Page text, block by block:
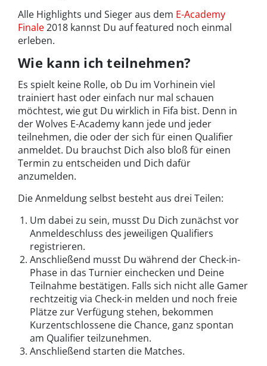
Alle Highlights und Sieger aus dem E-Academy
Finale2018 kannst Du auf featured noch einmal
erleben.
Wie kann ich teilnehmen?
Es spielt keine Rolle, ob Du im Vorhinein viel
trainiert hast oder einfach nur mal schauen
möchtest, wie gut Du wirklich in Fifa bist. Denn in
der Wolves E-Academy kann jede und jeder
teilnehmen, die oder der sich für einen Qualifier
anmeldet. Du brauchst Dich also bloß für einen
Termin zu entscheiden und Dich dafür
anzumelden.
Die Anmeldung selbst besteht aus drei Teilen:
Um dabei zu sein, musst Du Dich zunächst vor
Anmeldeschluss des jeweiligen Qualifiers
registrieren.
Anschließend musst Du während der Check-in-
Phase in das Turnier einchecken und Deine
Teilnahme bestätigen. Falls sich nicht alle Gamer
rechtzeitig via Check-in melden und noch freie
Plätze zur Verfügung stehen, bekommen
Kurzentschlossene die Chance, ganz spontan
am Qualifier teilzunehmen.
Anschließend starten die Matches.